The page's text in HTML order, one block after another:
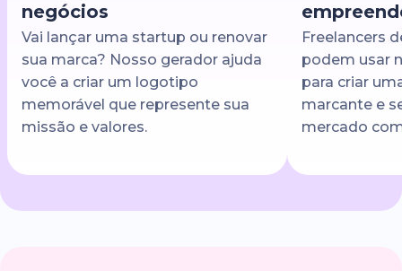
negócios
Vai lançar uma startup ou renovar
sua marca? Nosso gerador ajuda
você a criar um logotipo
memorável que represente sua
missão e valores.
Freelancers
podem usar
para criar
marcante e
mercado